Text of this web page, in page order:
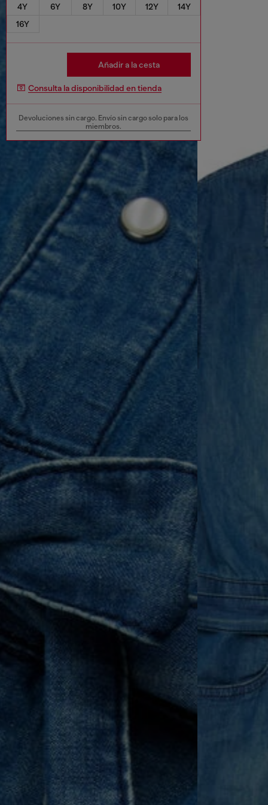
4Y 6Y 8Y 10Y 12Y
14Y
16Y
Añadir a la cesta
Consulta la disponibilidad en tienda
Devoluciones sin cargo. Envío sin cargo solo para los
miembros.